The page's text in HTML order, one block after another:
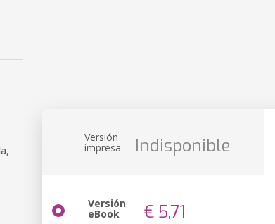
Versión
impresa Indisponible
Versión
eBook € 5,71